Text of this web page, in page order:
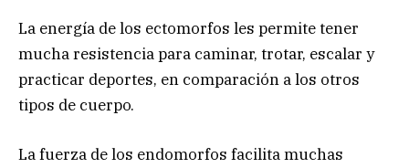
La energía de los ectomorfos les permite tener
mucha resistencia para caminar, trotar, escalar y
practicar deportes, en comparación a los otros
tipos de cuerpo.
La fuerza de los endomorfos facilita muchas